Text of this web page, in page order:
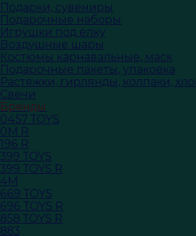
Подарки, сувениры
Подарочные наборы
Игрушки под ёлку
Воздушные шары
Костюмы карнавальные, маск
Подарочные пакеты, упаковка
Растяжки, гирлянды, колпаки,
Свечи
Бренды
0457 TOYS
0M R
196 R
399 TOYS
399 TOYS R
4M
669 TOYS
696 TOYS R
858 TOYS R
883